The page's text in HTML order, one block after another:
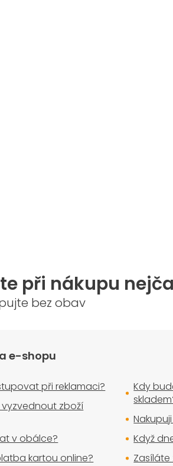
c
í
p
y
p
s
při nákupu
bez obav
e-shopu
při reklamaci?
vyzvednout zboží
v obálce?
kartou online?
Kdy
Když
Zasíláte